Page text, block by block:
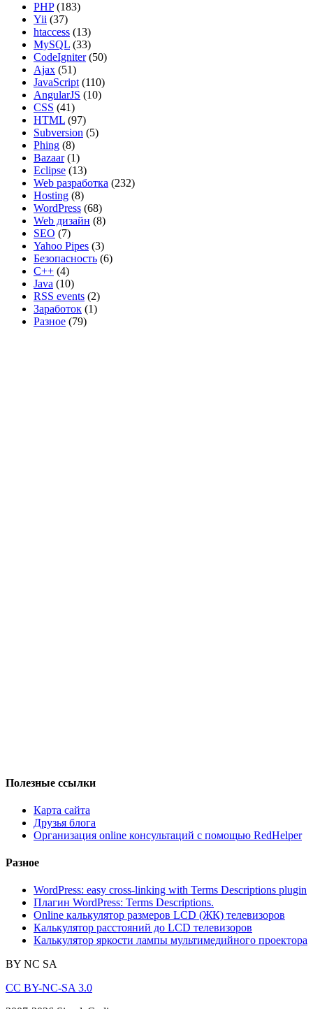
PHP(183)
Yii (37)
htaccess (13)
MySQL (33)
CodeIgniter(50)
Ajax (51)
JavaScript (110)
AngularJS (10)
CSS (41)
HTML (97)
Subversion (5)
Phing (8)
Bazaar(1)
Eclipse (13)
Web разработка (232)
Hosting (8)
WordPress (68)
Web дизайн (8)
SEO (7)
Yahoo Pipes (3)
Безопасность (6)
C++ (4)
Java (10)
RSS events (2)
Заработок (1)
Разное (79)
Полезные ссылки
Карта сайта
Друзья блога
Организация online консультаций с помощью RedHelper
Разное
WordPress: easy cross-linking with Terms Descriptions plugin
Плагин WordPress: Terms Descriptions.
Online калькулятор размеров LCD (ЖК) телевизоров
Калькулятор расстояний до LCD телевизоров
Калькулятор яркости лампы мультимедийного проектора
BY NC SA
CC BY-NC-SA 3.0